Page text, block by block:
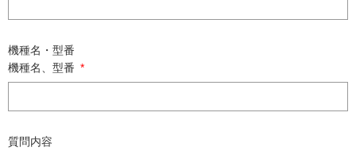
機種名・型番
機種名、型番 *
質問内容